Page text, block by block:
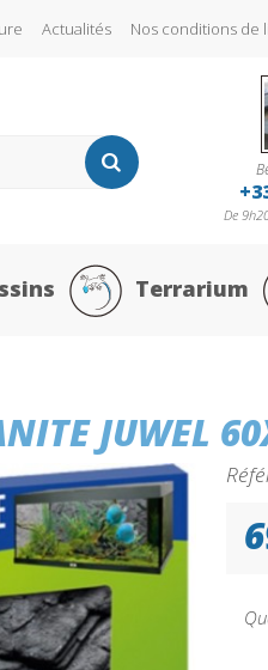
Actualités Nos conditions de
De
Terrarium
JUWEL